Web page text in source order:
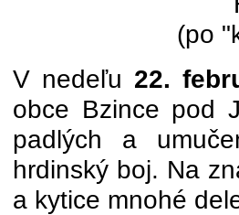
(po
V nedeľu 22.
obce Bzince pod
padlých a
hrdinský boj. Na
a kytice mnohé